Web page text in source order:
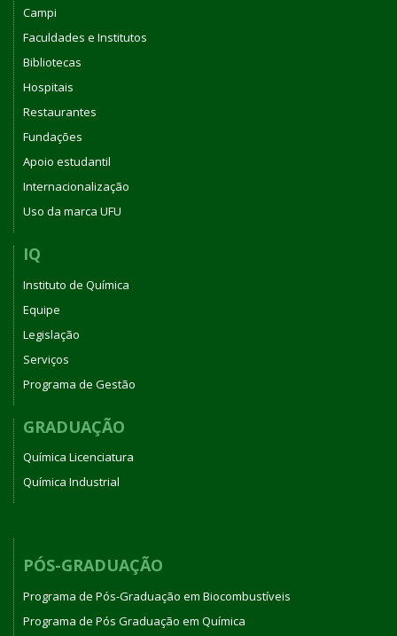
Campi
Faculdades e Institutos
Bibliotecas
Hospitais
Restaurantes
Fundações
Apoio estudantil
Internacionalização
Uso da marca UFU
IQ
Instituto de Química
Equipe
Legislação
Serviços
Programa de Gestão
GRADUAÇÃO
Química Licenciatura
Química Industrial
PÓS-GRADUAÇÃO
Programa de Pós-Graduação em Biocombustíveis
Programa de Pós Graduação em Química